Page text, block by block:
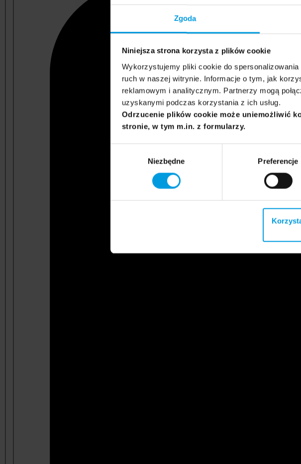
Zgoda
Niniejsza strona korzysta z plików cookie
Wykorzystujemy pliki cookie do
ruch w naszej witrynie. Informacje o tym, jak
reklamowym i analitycznym. Partnerzy mogą
uzyskanymi podczas korzystania z ich usług.
Odrzucenie plików cookie może uniemożliwić
stronie, w tym m.in. z formularzy.
Niezbędne Preferencje